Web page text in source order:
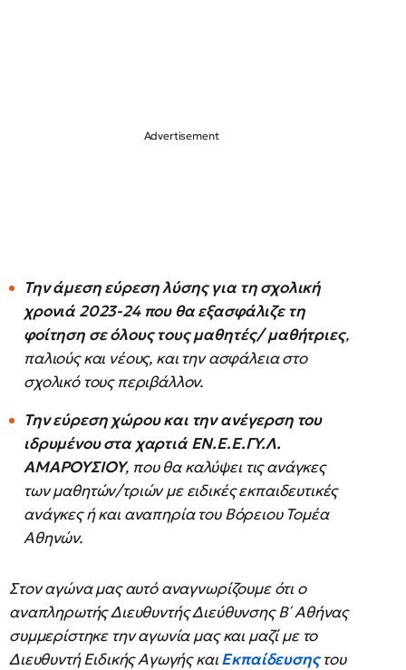
Την άμεση εύρεση λύσης για τη σχολική
χρονιά 2023-24 που θα εξασφάλιζε τη
φοίτηση σε όλους τους μαθητές/ μαθήτριες,
παλιούς και νέους, και την ασφάλεια στο
σχολικό τους περιβάλλον.
Την εύρεση χώρου και την ανέγερση του
ιδρυμένου στα χαρτιά ΕΝ.Ε.Ε.ΓΥ.Λ.
ΑΜΑΡΟΥΣΙΟΥ, που θα καλύψει τις ανάγκες
των μαθητών/τριών με ειδικές εκπαιδευτικές
ανάγκες ή και αναπηρία του Βόρειου Τομέα
Αθηνών.
Στον αγώνα μας αυτό αναγνωρίζουμε ότι ο
αναπληρωτής Διευθυντής Διεύθυνσης Β΄ Αθήνας
συμμερίστηκε την αγωνία μας και μαζί με το
Διευθυντή Ειδικής Αγωγής καιΕκπαίδευσηςτου